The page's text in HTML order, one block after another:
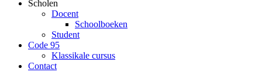
Scholen
Docent
Schoolboeken
Student
Code 95
Klassikale cursus
Contact